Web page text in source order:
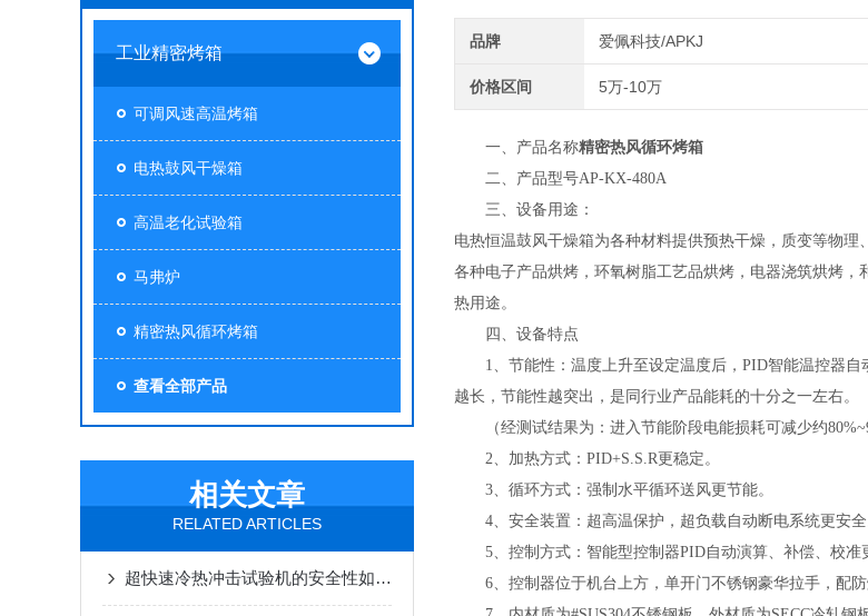
工业精密烤箱
可调风速高温烤箱
电热鼓风干燥箱
高温老化试验箱
马弗炉
精密热风循环烤箱
查看全部产品
相关文章
RELATED ARTICLES
超快速冷热冲击试验机的安全性如何？
品牌 爱佩科技/APKJ
价格区间 5万-10万
一、产品名称精密热风循环烤箱
二、产品型号AP-KX-480A
三、设备用途：
电热恒温鼓风干燥箱为各种材料提供预热干燥，质变等物
各种电子产品烘烤，环氧树脂工艺品烘烤，电器浇筑烘烤
热用途。
四、设备特点
1、节能性：温度上升至设定温度后，PID智能温控器自
越长，节能性越突出，是同行业产品能耗的十分之一左右。
（经测试结果为：进入节能阶段电能损耗可减少约
2、加热方式：PID+S.S.R更稳定。
3、循环方式：强制水平循环送风更节能。
4、安全装置：超高温保护，超负载自动断电系统更安全
5、控制方式：智能型控制器PID自动演算、补偿、校准
6、控制器位于机台上方，单开门不锈钢豪华拉手，配防